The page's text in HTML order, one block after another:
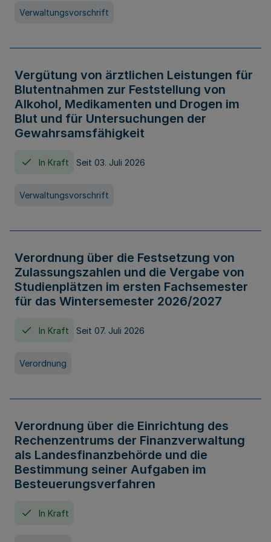
Verwaltungsvorschrift
Vergütung von ärztlichen Leistungen für
Blutentnahmen zur Feststellung von
Alkohol, Medikamenten und Drogen im
Blut und für Untersuchungen der
Gewahrsamsfähigkeit
In Kraft Seit 03. Juli 2026
Verwaltungsvorschrift
Verordnung über die Festsetzung von
Zulassungszahlen und die Vergabe von
Studienplätzen im ersten Fachsemester
für das Wintersemester 2026/2027
In Kraft Seit 07. Juli 2026
Verordnung
Verordnung über die Einrichtung des
Rechenzentrums der Finanzverwaltung
als Landesfinanzbehörde und die
Bestimmung seiner Aufgaben im
Besteuerungsverfahren
In Kraft